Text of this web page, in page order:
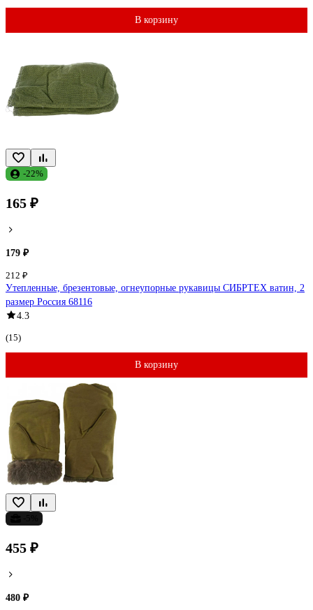
В корзину
-22%
165 ₽
179 ₽
212 ₽
Утепленные, брезентовые, огнеупорные рукавицы СИБРТЕХ ватин, 2
размер Россия 68116
4.3
(15)
В корзину
455 ₽
480 ₽